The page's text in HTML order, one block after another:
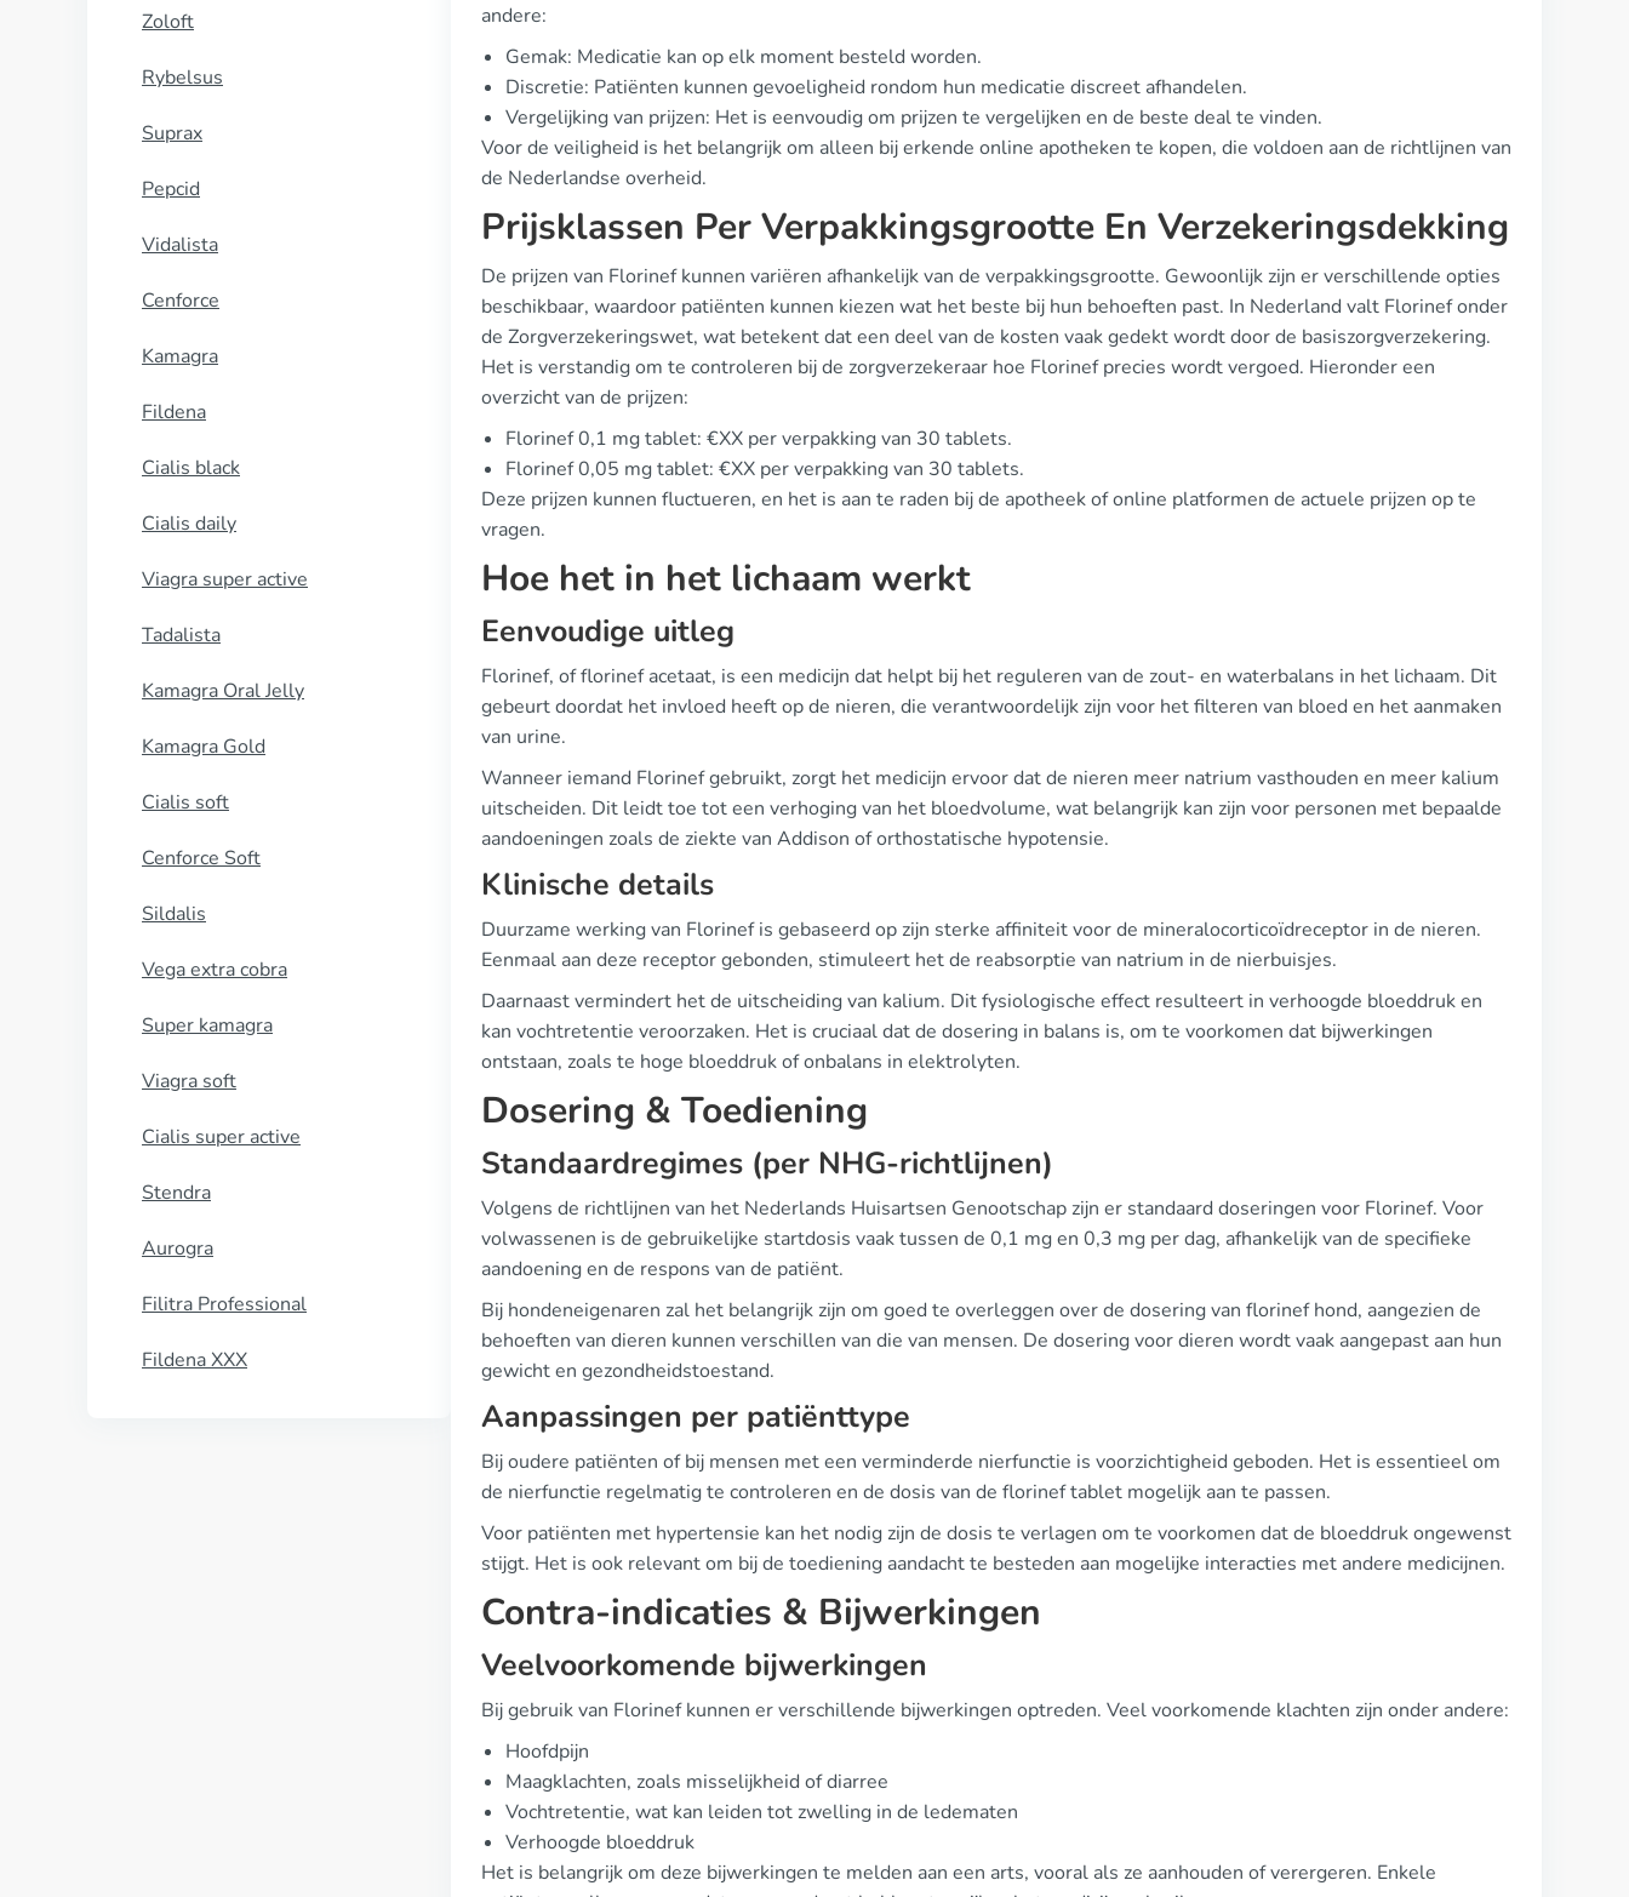
Zoloft
Rybelsus
Suprax
Pepcid
Vidalista
Cenforce
Kamagra
Fildena
Cialis black
Cialis daily
Viagra super active
Tadalista
Kamagra Oral Jelly
Kamagra Gold
Cialis soft
Cenforce Soft
Sildalis
Vega extra cobra
Super kamagra
Viagra soft
Cialis super active
Stendra
Aurogra
Filitra Professional
Fildena XXX
andere:
Gemak: Medicatie kan op elk moment besteld worden.
Discretie: Patiënten kunnen gevoeligheid rondom hun medicatie discreet afhandelen.
Vergelijking van prijzen: Het is eenvoudig om prijzen te vergelijken en de beste deal te vinden.
Voor de veiligheid is het belangrijk om alleen bij erkende online apotheken te kopen, die voldoen aan de richtlijnen van
de Nederlandse overheid.
Prijsklassen Per Verpakkingsgrootte En Verzekeringsdekking
De prijzen van Florinef kunnen variëren afhankelijk van de verpakkingsgrootte. Gewoonlijk zijn er verschillende opties
beschikbaar, waardoor patiënten kunnen kiezen wat het beste bij hun behoeften past. In Nederland valt Florinef onder
de Zorgverzekeringswet, wat betekent dat een deel van de kosten vaak gedekt wordt door de basiszorgverzekering.
Het is verstandig om te controleren bij de zorgverzekeraar hoe Florinef precies wordt vergoed. Hieronder een
overzicht van de prijzen:
Florinef 0,1 mg tablet: €XX per verpakking van 30 tablets.
Florinef 0,05 mg tablet: €XX per verpakking van 30 tablets.
Deze prijzen kunnen fluctueren, en het is aan te raden bij de apotheek of online platformen de actuele prijzen op te
vragen.
Hoe het in het lichaam werkt
Eenvoudige uitleg
Florinef, of florinef acetaat, is een medicijn dat helpt bij het reguleren van de zout- en waterbalans in het lichaam. Dit
gebeurt doordat het invloed heeft op de nieren, die verantwoordelijk zijn voor het filteren van bloed en het aanmaken
van urine.
Wanneer iemand Florinef gebruikt, zorgt het medicijn ervoor dat de nieren meer natrium vasthouden en meer kalium
uitscheiden. Dit leidt toe tot een verhoging van het bloedvolume, wat belangrijk kan zijn voor personen met bepaalde
aandoeningen zoals de ziekte van Addison of orthostatische hypotensie.
Klinische details
Duurzame werking van Florinef is gebaseerd op zijn sterke affiniteit voor de mineralocorticoïdreceptor in de nieren.
Eenmaal aan deze receptor gebonden, stimuleert het de reabsorptie van natrium in de nierbuisjes.
Daarnaast vermindert het de uitscheiding van kalium. Dit fysiologische effect resulteert in verhoogde bloeddruk en
kan vochtretentie veroorzaken. Het is cruciaal dat de dosering in balans is, om te voorkomen dat bijwerkingen
ontstaan, zoals te hoge bloeddruk of onbalans in elektrolyten.
Dosering & Toediening
Standaardregimes (per NHG-richtlijnen)
Volgens de richtlijnen van het Nederlands Huisartsen Genootschap zijn er standaard doseringen voor Florinef. Voor
volwassenen is de gebruikelijke startdosis vaak tussen de 0,1 mg en 0,3 mg per dag, afhankelijk van de specifieke
aandoening en de respons van de patiënt.
Bij hondeneigenaren zal het belangrijk zijn om goed te overleggen over de dosering van florinef hond, aangezien de
behoeften van dieren kunnen verschillen van die van mensen. De dosering voor dieren wordt vaak aangepast aan hun
gewicht en gezondheidstoestand.
Aanpassingen per patiënttype
Bij oudere patiënten of bij mensen met een verminderde nierfunctie is voorzichtigheid geboden. Het is essentieel om
de nierfunctie regelmatig te controleren en de dosis van de florinef tablet mogelijk aan te passen.
Voor patiënten met hypertensie kan het nodig zijn de dosis te verlagen om te voorkomen dat de bloeddruk ongewenst
stijgt. Het is ook relevant om bij de toediening aandacht te besteden aan mogelijke interacties met andere medicijnen.
Contra-indicaties & Bijwerkingen
Veelvoorkomende bijwerkingen
Bij gebruik van Florinef kunnen er verschillende bijwerkingen optreden. Veel voorkomende klachten zijn onder andere:
Hoofdpijn
Maagklachten, zoals misselijkheid of diarree
Vochtretentie, wat kan leiden tot zwelling in de ledematen
Verhoogde bloeddruk
Het is belangrijk om deze bijwerkingen te melden aan een arts, vooral als ze aanhouden of verergeren. Enkele